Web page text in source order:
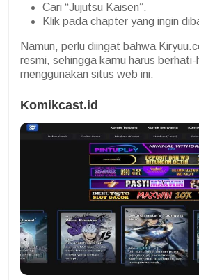
Cari “Jujutsu Kaisen”.
Klik pada chapter yang ingin
Namun, perlu diingat bahwa
resmi, sehingga kamu harus
menggunakan situs web ini.
Komikcast.id